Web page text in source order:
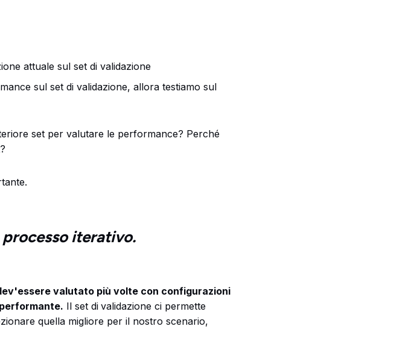
attuale sul set di validazione
sul set di validazione, allora testiamo sul
set per valutare le performance? Perché
iterativo.
valutato più volte con configurazioni
Il set di validazione ci permette
quella migliore per il nostro scenario,